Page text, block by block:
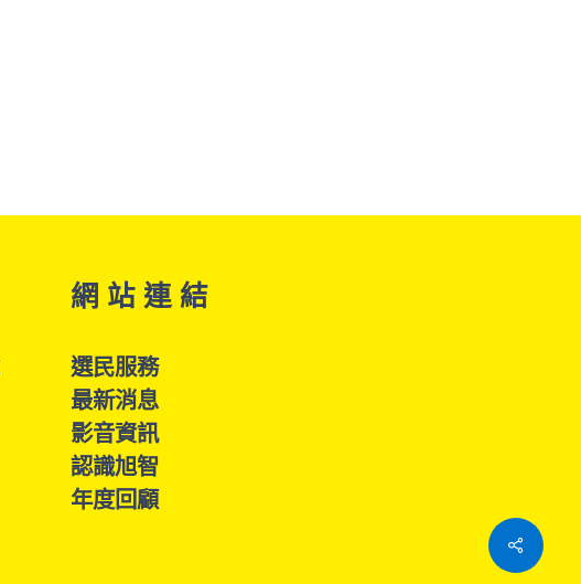
網 站 連 結
選民服務
最新消息
影音資訊
認識旭智
年度回顧